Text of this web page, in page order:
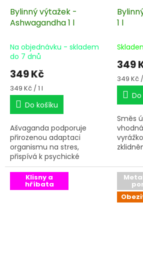
Bylinný výtažek -
Ashwagandha 1 l
Na objednávku - skladem
do 7 dnů
349 Kč
Měrná
cena:
349 Kč / 1 l
Do košíku
Ašvaganda podporuje
přirozenou adaptaci
organismu na stres,
přispívá k psychické
rovnováze a celkové
vitalitě zvířete.
1 l
349
Měrná
cena:
349 Kč /
Směs
Klisny a
hříbata